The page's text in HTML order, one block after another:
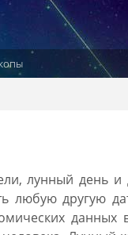
лунный день
любую другую